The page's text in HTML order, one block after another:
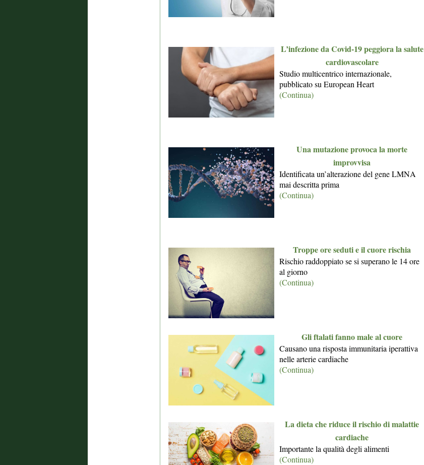
L’infezione da Covid-19 peggiora la salute
cardiovascolare
Studio multicentrico internazionale,
pubblicato su European Heart
(Continua)
Una mutazione provoca la morte
improvvisa
Identificata un’alterazione del gene LMNA
mai descritta prima
(Continua)
Troppe ore seduti e il cuore rischia
Rischio raddoppiato se si superano le 14 ore
al giorno
(Continua)
Gli ftalati fanno male al cuore
Causano una risposta immunitaria iperattiva
nelle arterie cardiache
(Continua)
La dieta che riduce il rischio di malattie
cardiache
Importante la qualità degli alimenti
(Continua)